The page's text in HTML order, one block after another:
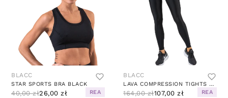
BLACC
STAR SPORTS BRA BLACK
40,00 zł26,00 zł REA
BLACC
LAVA COMPRESSION TIGHTS BLACK
164,00 zł107,00 zł REA